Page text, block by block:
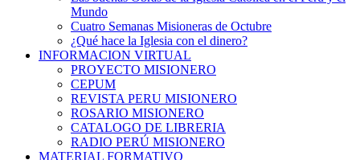
Mundo
Cuatro Semanas Misioneras de Octubre
¿Qué hace la Iglesia con el dinero?
INFORMACION VIRTUAL
PROYECTO MISIONERO
CEPUM
REVISTA PERU MISIONERO
ROSARIO MISIONERO
CATALOGO DE LIBRERIA
RADIO PERÚ MISIONERO
MATERIAL FORMATIVO